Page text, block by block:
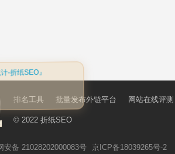
排名工具 批量发布外链平台 网站在线评测
© 2022 折纸SEO
安备 21028202000083号 京ICP备18039265号-2